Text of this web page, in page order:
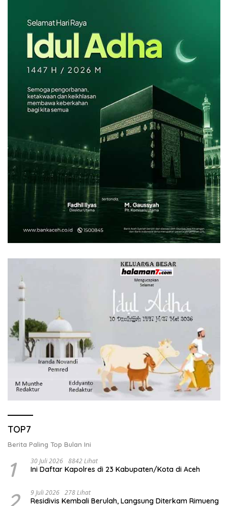
TOP7
Berita Paling Top Bulan Ini
1 30 Juli 2026 8842 Lihat
Ini Daftar Kapolres di 23 Kabupaten/Kota di Aceh
2 9 Juli 2026 278 Lihat
Residivis Kembali Berulah, Langsung Diterkam Rimueng